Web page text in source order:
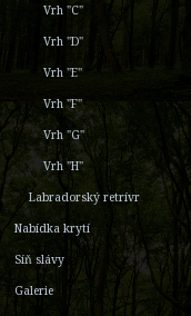
Vrh "C"
Vrh "D"
Vrh "E"
Vrh "F"
Vrh "G"
Vrh "H"
Labradorský retrívr
Nabídka krytí
Síň slávy
Galerie